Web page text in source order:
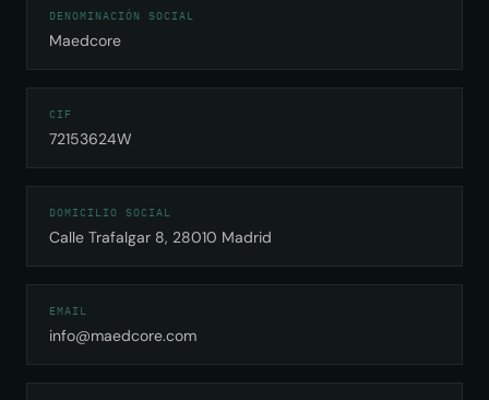
DENOMINACIÓN SOCIAL
Maedcore
CIF
72153624W
DOMICILIO SOCIAL
Calle Trafalgar 8, 28010 Madrid
EMAIL
info@maedcore.com